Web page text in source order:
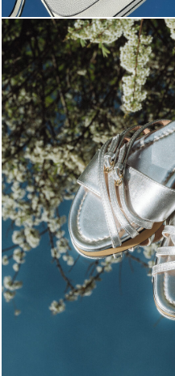
Blending sass and